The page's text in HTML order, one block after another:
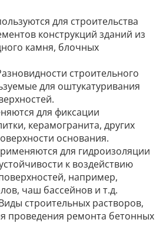
для строительства
конструкций зданий из
камня, блочных
строительного
для оштукатуривания
для фиксации
керамогранита, других
основания.
для гидроизоляции
к воздействию
например,
чаш бассейнов и т.д.
строительных растворов,
проведения ремонта бетонных